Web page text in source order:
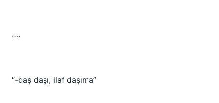
….
“-daş daşı, ilaf daşıma”